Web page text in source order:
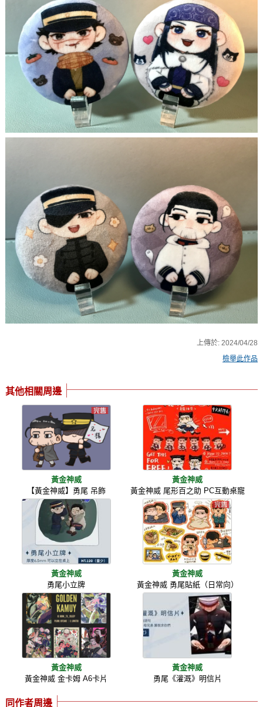
上傳於:2024/04/28
檢舉此作品
其他相關周邊
黃金神威
【黃金神威】勇尾 吊飾
黃金神威
黃金神威 尾形百之助 PC互動桌寵
黃金神威
勇尾小立牌
黃金神威
黃金神威 勇尾貼紙（日常向）
黃金神威
黃金神威 金卡姆 A6卡片
黃金神威
勇尾《灌溉》明信片
同作者周邊